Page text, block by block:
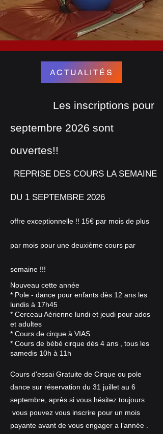
ACTUALITÉS
Les inscriptions pour
septembre 2026 sont
ouvertes!!
REPRISE DES COURS LA SEMAINE
DU 1 SEPTEMBRE 2026
offre exceptionnelle !! 15€ par mois de plus
par mois pour une deuxième cours par
semaine !!!
Nouveau cette année
* Pole - dance pour enfants dès 12 ans les
lundis à 17h45
* Cerceau Aérienne lundi et jeudi pour ados
et adultes
* Cours de cirque à VIAS
* Cours de bébé cirque dès 4 ans , tous les
samedis 10h à 11h
Cours d'essai Gratuite de Cirque ou pole
dance sur réservation du 31 juillet au 6
septembre, après si vous hésitez toujours
vous pouvez vous inscrire pour un mois
payante avant de vous engager a l’année .